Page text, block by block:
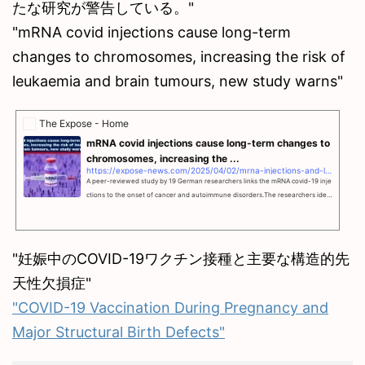
たな研究が警告している。"
"mRNA covid injections cause long-term
changes to chromosomes, increasing the risk of
leukaemia and brain tumours, new study warns"
The Expose - Home
mRNA covid injections cause long-term changes to
chromosomes, increasing the ...
A peer-reviewed study by 19 German researchers links the mRNA covid-19 inje
ctions to the onset of cancer and autoimmune disorders.The researchers iden
"妊娠中のCOVID-19ワクチン接種と主要な構造的先
天性欠損症"
"COVID-19 Vaccination During Pregnancy and
Major Structural Birth Defects"